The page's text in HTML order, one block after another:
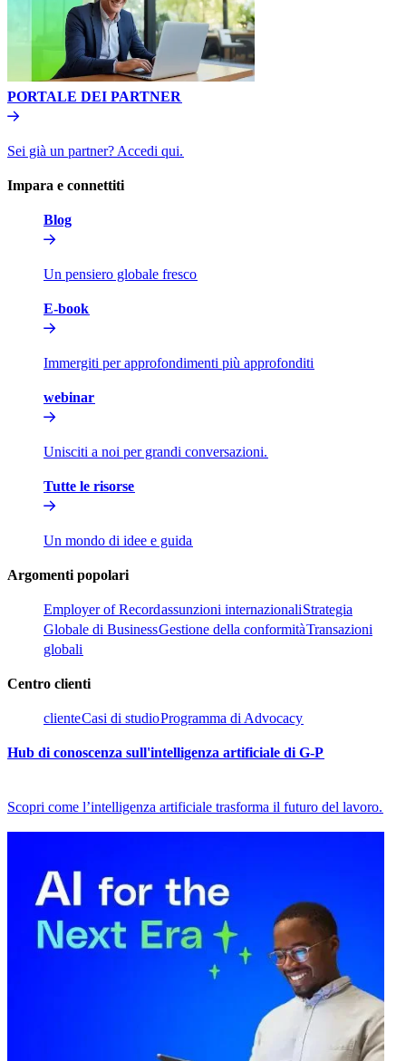
PORTALE DEI PARTNER​​
Sei già un partner? Accedi qui.​​
Impara e connettiti​​
Blog​​
Un pensiero globale fresco​​
E-book​​
Immergiti per approfondimenti più approfonditi​​
webinar​​
Unisciti a noi per grandi conversazioni.​​
Tutte le risorse​​
Un mondo di idee e guida​​
Argomenti popolari​​
Employer of Record​​assunzioni internazionali​​Strategia
Globale di Business​​Gestione della conformità​​Transazioni
globali​​
Centro clienti​​
cliente​​Casi di studio​​Programma di Advocacy​​
Hub di conoscenza sull'intelligenza artificiale di G-P​​
Scopri come l’intelligenza artificiale trasforma il futuro del lavoro.​​